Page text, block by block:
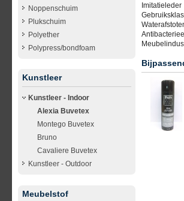
Noppenschuim
Plukschuim
Polyether
Polypress/bondfoam
Kunstleer
Kunstleer - Indoor
Alexia Buvetex
Montego Buvetex
Bruno
Cavaliere Buvetex
Kunstleer - Outdoor
Meubelstof
Imitatieleder